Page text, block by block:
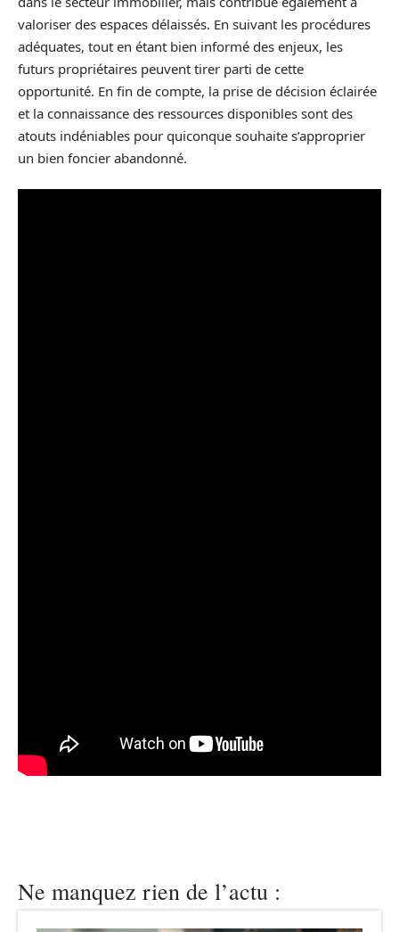
valoriser des espaces délaissés. En suivant les procédures
adéquates, tout en étant bien informé des enjeux, les
futurs propriétaires peuvent tirer parti de cette
opportunité. En fin de compte, la prise de décision éclairée
et la connaissance des ressources disponibles sont des
atouts indéniables pour quiconque souhaite s’approprier
un bien foncier abandonné.
Ne manquez rien de l’actu :